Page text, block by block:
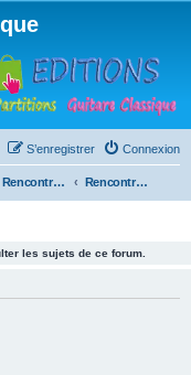
Connexion
S’enregistrer
Rencontres musicales Rencontres Sarthe
les sujets de ce forum.